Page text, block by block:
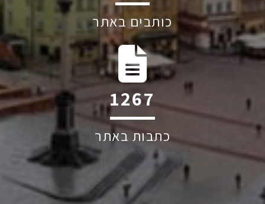
כותבים באתר
2036
כתבות באתר